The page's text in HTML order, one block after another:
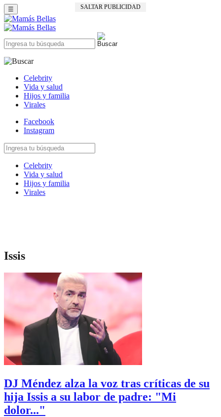
SALTAR PUBLICIDAD
☰
Celebrity
Vida y salud
Hijos y familia
Virales
Facebook
Instagram
Celebrity
Vida y salud
Hijos y familia
Virales
Issis
DJ Méndez alza la voz tras críticas de su
hija Issis a su labor de padre: "Mi
dolor..."